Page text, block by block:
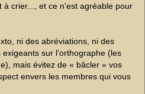
à crier..., et ce n'est agréable pour
ni des abréviations, ni des
sur l’orthographe (les
mais évitez de « bâcler » vos
envers les membres qui vous